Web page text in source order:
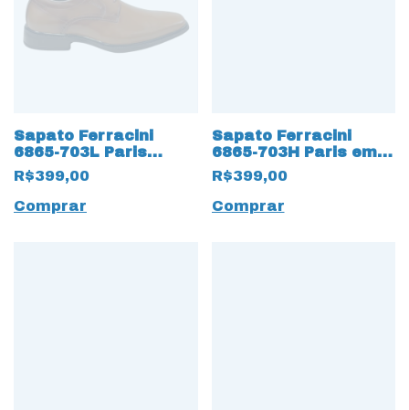
Sapato Ferracini
6865-703L Paris
Couro Natural 18968
Havana
R$399,00
Comprar
Sapato Ferracini
6865-703H Paris em
Couro Natural 18969
Tabaco
R$399,00
Comprar